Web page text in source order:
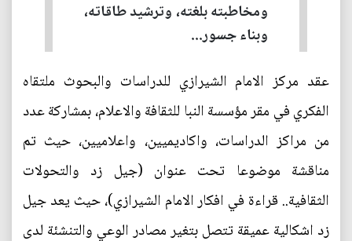
ومخاطبته بلغته، وترشيد طاقاته،
وبناء جسور...
عقد مركز الامام الشيرازي للدراسات والبحوث ملتقاه
الفكري في مقر مؤسسة النبا للثقافة والاعلام، بمشاركة عدد
من مراكز الدراسات، واكاديميين، واعلاميين، حيث تم
مناقشة موضوعا تحت عنوان (جيل زد والتحولات
الثقافية.. قراءة في افكار الامام الشيرازي)، حيث يعد جيل
زد اشكالية عميقة تتصل بتغير مصادر الوعي والتنشئة لدى